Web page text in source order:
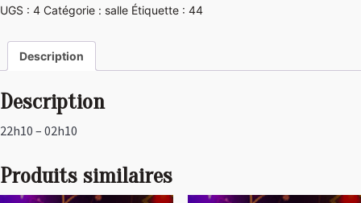
UGS : 4 Catégorie : salle Étiquette : 44
Description
Description
22h10 – 02h10
Produits similaires